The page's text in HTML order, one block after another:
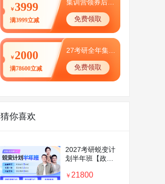
￥ 3999
满3999立减 免费领取
￥ 2000
满78600立减 免费领取
猜你喜欢
2027考研蜕变计
划半年班【政治
1v1】
￥ 21800